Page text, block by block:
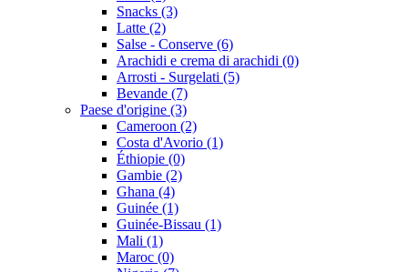
Snacks (3)
Latte (2)
Salse - Conserve (6)
Arachidi e crema di arachidi (0)
Arrosti - Surgelati (5)
Bevande (7)
Paese d'origine (3)
Cameroon (2)
Costa d'Avorio (1)
Éthiopie (0)
Gambie (2)
Ghana (4)
Guinée (1)
Guinée-Bissau (1)
Mali (1)
Maroc (0)